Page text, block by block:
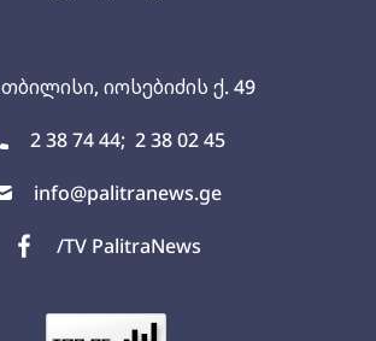
თბილისი, იოსებიძის ქ. 49
2 38 74 44; 2 38 02 45
info@palitranews.ge
/TV PalitraNews